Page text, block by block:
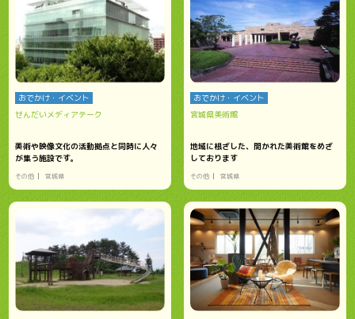
おでかけ・イベント
せんだいメディアテーク
美術や映像文化の活動拠点と同時に人々
が集う施設です。
その他 宮城県
おでかけ・イベント
宮城県美術館
地域に根ざした、開かれた美術館をめざ
しております
その他 宮城県